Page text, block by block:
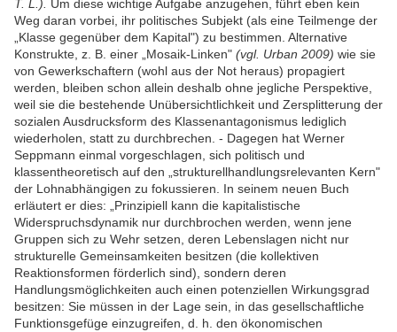
T. L.). Um diese wichtige Aufgabe anzugehen, führt eben kein
Weg daran vorbei, ihr politisches Subjekt (als eine Teilmenge der
„Klasse gegenüber dem Kapital") zu bestimmen. Alternative
Konstrukte, z. B. einer „Mosaik-Linken" (vgl. Urban 2009) wie sie
von Gewerkschaftern (wohl aus der Not heraus) propagiert
werden, bleiben schon allein deshalb ohne jegliche Perspektive,
weil sie die bestehende Unübersichtlichkeit und Zersplitterung der
sozialen Ausdrucksform des Klassenantagonismus lediglich
wiederholen, statt zu durchbrechen. - Dagegen hat Werner
Seppmann einmal vorgeschlagen, sich politisch und
klassentheoretisch auf den „strukturellhandlungsrelevanten Kern"
der Lohnabhängigen zu fokussieren. In seinem neuen Buch
erläutert er dies: „Prinzipiell kann die kapitalistische
Widerspruchsdynamik nur durchbrochen werden, wenn jene
Gruppen sich zu Wehr setzen, deren Lebenslagen nicht nur
strukturelle Gemeinsamkeiten besitzen (die kollektiven
Reaktionsformen förderlich sind), sondern deren
Handlungsmöglichkeiten auch einen potenziellen Wirkungsgrad
besitzen: Sie müssen in der Lage sein, in das gesellschaftliche
Funktionsgefüge einzugreifen, d. h. den ökonomischen